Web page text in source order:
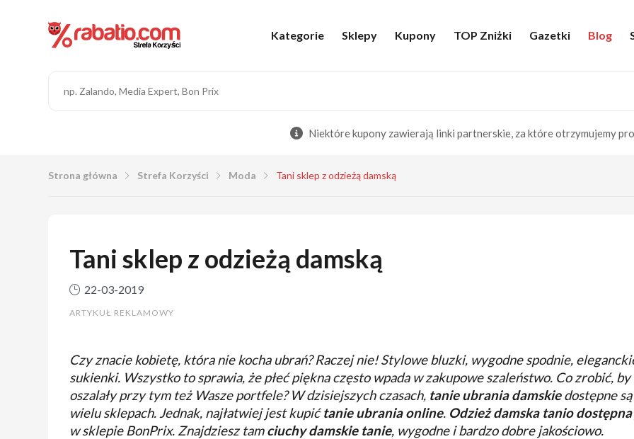
Kategorie Sklepy Kupony TOP Zniżki Gazetki Blog
Niektóre kupony zawierają linki partnerskie, za które otrzymujemy
Strona główna Strefa Korzyści Moda Tani sklep z odzieżą damską
Tani sklep z odzieżą damską
22-03-2019
ARTYKUŁ REKLAMOWY
Czy znacie kobietę, która nie kocha ubrań? Raczej nie! Stylowe bluzki, wygodne spodnie,
sukienki. Wszystko to sprawia, że płeć piękna często wpada w zakupowe szaleństwo. Co zrobić, by
oszalały przy tym też Wasze portfele? W dzisiejszych czasach, tanie ubrania damskiedostępne
wielu sklepach. Jednak, najłatwiej jest kupićtanie ubrania online. Odzież damska tanio dostępna
w sklepie BonPrix. Znajdziesz tamciuchy damskie tanie, wygodne i bardzo dobre jakościowo.